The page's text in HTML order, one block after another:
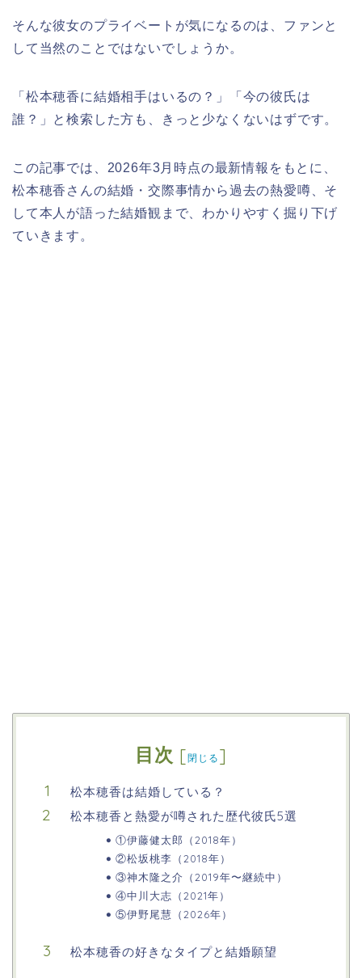
そんな彼女のプライベートが気になるのは、ファンと
して当然のことではないでしょうか。
「松本穂香に結婚相手はいるの？」「今の彼氏は
誰？」と検索した方も、きっと少なくないはずです。
この記事では、2026年3月時点の最新情報をもとに、
松本穂香さんの結婚・交際事情から過去の熱愛噂、そ
して本人が語った結婚観まで、わかりやすく掘り下げ
ていきます。
目次 [閉じる ]
松本穂香は結婚している？
松本穂香と熱愛が噂された歴代彼氏5選
①伊藤健太郎（2018年）
②松坂桃李（2018年）
③神木隆之介（2019年〜継続中）
④中川大志（2021年）
⑤伊野尾慧（2026年）
松本穂香の好きなタイプと結婚願望